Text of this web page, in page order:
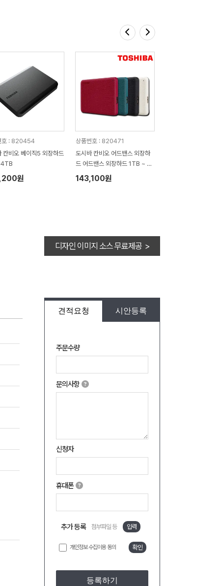
호 : 820454
칸비오 베이직5 외장하드
원
상품번호 : 820471
도시바 칸비오 어드밴스 외장하
드 어드밴스 외장하드 1TB ~ 4
TB
143,100원
디자인 이미지 소스 무료제공 >
견적요청 시안등록
주문수량
문의사항
신청자
휴대폰
추가 등록 첨부파일 등 입력
개인정보 수집이용 동의 확인
등록하기